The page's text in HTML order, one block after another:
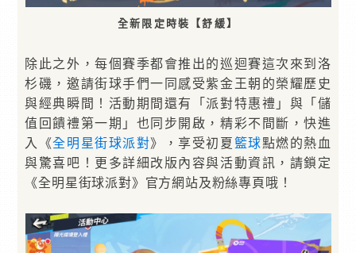
全新限定時裝【舒緩】
除此之外，每個賽季都會推出的巡迴賽這次來到洛
杉磯，邀請街球手們一同感受紫金王朝的榮耀歷史
與經典瞬間！活動期間還有「派對特惠禮」與「儲
值回饋禮第一期」也同步開啟，精彩不間斷，快進
入《全明星街球派對》，享受初夏籃球點燃的熱血
與驚喜吧！更多詳細改版內容與活動資訊，請鎖定
《全明星街球派對》官方網站及粉絲專頁哦！